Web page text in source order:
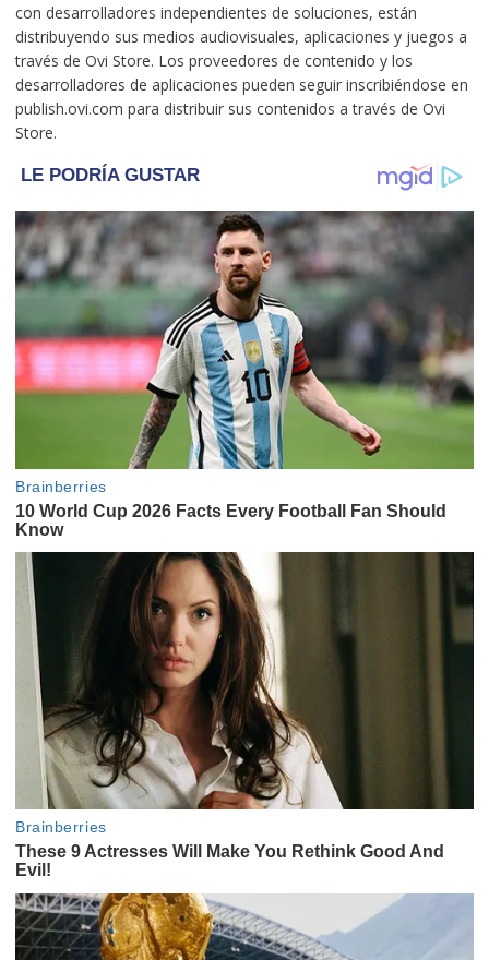
con desarrolladores independientes de soluciones, están
distribuyendo sus medios audiovisuales, aplicaciones y juegos a
través de Ovi Store. Los proveedores de contenido y los
desarrolladores de aplicaciones pueden seguir inscribiéndose en
publish.ovi.com para distribuir sus contenidos a través de Ovi
Store.